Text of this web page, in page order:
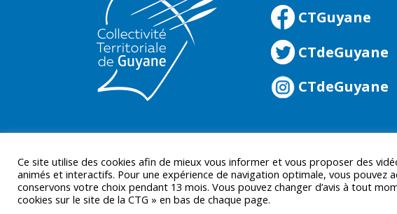
CTGuyane
CTdeGuyane
CTdeGuyane
Ce site utilise des cookies afin de mieux vous informer et vous proposer des
animés et interactifs. Pour une expérience de navigation optimale, vous pouvez
conservons votre choix pendant 13 mois. Vous pouvez changer d’avis à tout
cookies sur le site de la CTG » en bas de chaque page.